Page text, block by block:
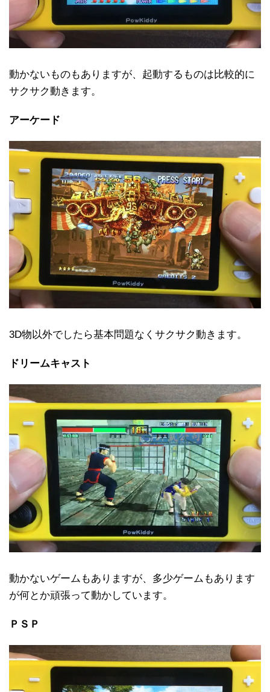
動かないものもありますが、起動するものは比較的に
サクサク動きます。
アーケード
3D物以外でしたら基本問題なくサクサク動きます。
ドリームキャスト
動かないゲームもありますが、多少ゲームもあります
が何とか頑張って動かしています。
ＰＳＰ